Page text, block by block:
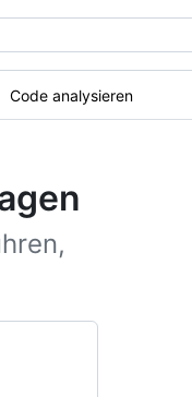
Code analysieren